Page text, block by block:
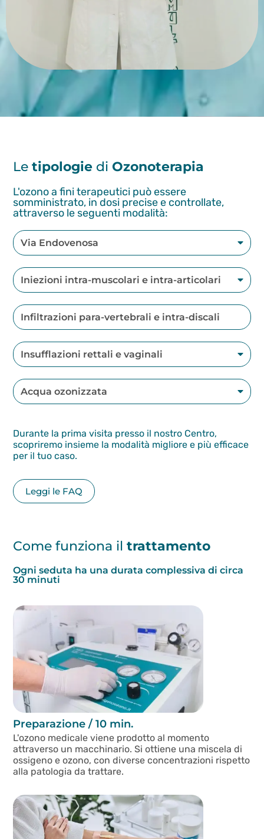
Letipologie diOzonoterapia
L'ozono a fini terapeutici può essere
somministrato, in dosi precise e controllate,
attraverso le seguenti modalità:
Via Endovenosa
Iniezioni intra-muscolari e intra-articolari
Infiltrazioni para-vertebrali e intra-discali
Insufflazioni rettali e vaginali
Acqua ozonizzata
Durante la prima visita presso il nostro Centro,
scopriremo insieme la modalità migliore e più efficace
per il tuo caso.
Leggi le FAQ
Come funziona iltrattamento
Ogni seduta ha una durata complessiva di circa
30 minuti
Preparazione / 10 min.
L'ozono medicale viene prodotto al momento
attraverso un macchinario. Si ottiene una miscela di
ossigeno e ozono, con diverse concentrazioni rispetto
alla patologia da trattare.